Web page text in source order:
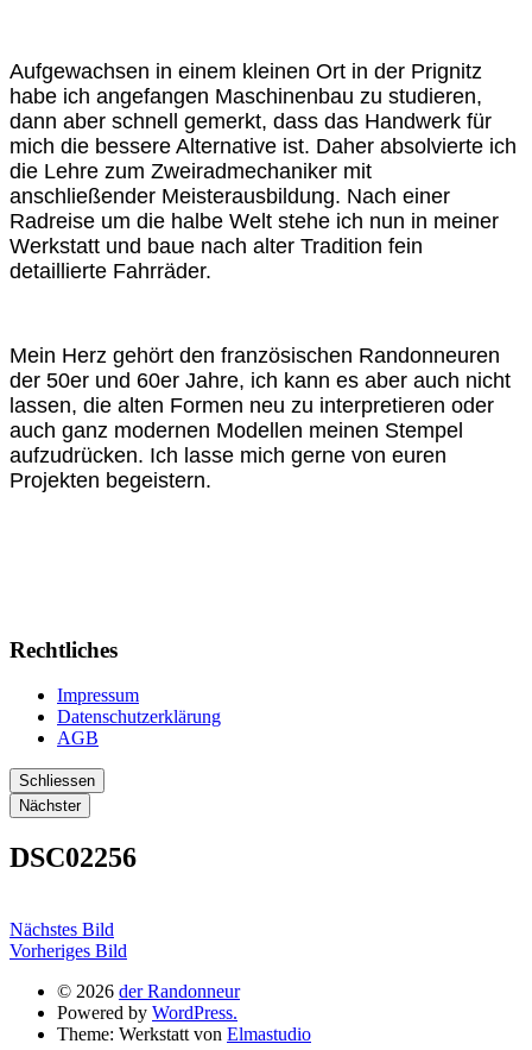
Aufgewachsen in einem kleinen Ort in der Prignitz
habe ich angefangen Maschinenbau zu studieren,
dann aber schnell gemerkt, dass das Handwerk für
mich die bessere Alternative ist. Daher absolvierte ich
die Lehre zum Zweiradmechaniker mit
anschließender Meisterausbildung. Nach einer
Radreise um die halbe Welt stehe ich nun in meiner
Werkstatt und baue nach alter Tradition fein
detaillierte Fahrräder.
Mein Herz gehört den französischen Randonneuren
der 50er und 60er Jahre, ich kann es aber auch nicht
lassen, die alten Formen neu zu interpretieren oder
auch ganz modernen Modellen meinen Stempel
aufzudrücken. Ich lasse mich gerne von euren
Projekten begeistern.
Rechtliches
Impressum
Datenschutzerklärung
AGB
Schliessen
Nächster
DSC02256
Nächstes Bild
Vorheriges Bild
© 2026 der Randonneur
Powered by WordPress.
Theme: Werkstatt von Elmastudio